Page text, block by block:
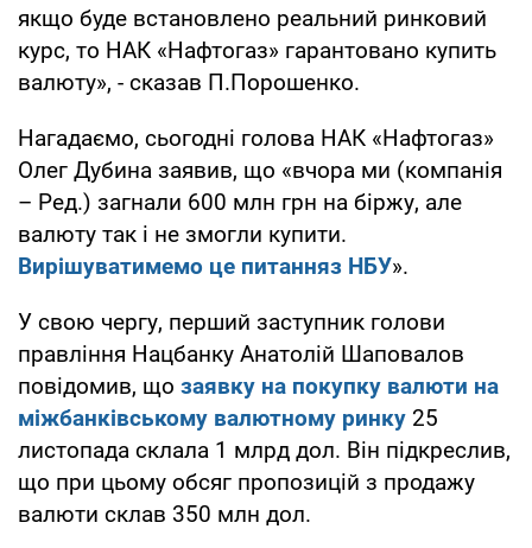
якщо буде встановлено реальний ринковий
курс, то НАК «Нафтогаз» гарантовано купить
валюту», - сказав П.Порошенко.
Нагадаємо, сьогодні голова НАК «Нафтогаз»
Олег Дубина заявив, що «вчора ми (компанія
– Ред.) загнали 600 млн грн на біржу, але
валюту так і не змогли купити.
Вирішуватимемо це питанняз НБУ».
У свою чергу, перший заступник голови
правління Нацбанку Анатолій Шаповалов
повідомив, що заявку на покупку валюти на
міжбанківському валютному ринку 25
листопада склала 1 млрд дол. Він підкреслив,
що при цьому обсяг пропозицій з продажу
валюти склав 350 млн дол.